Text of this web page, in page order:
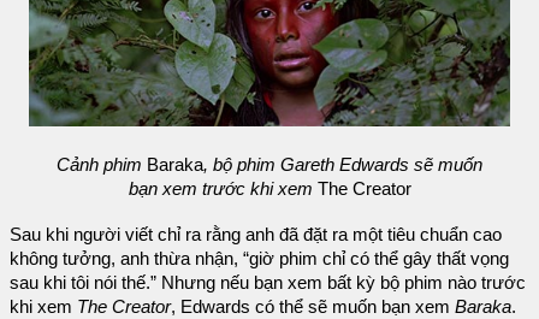
Cảnh phim Baraka, bộ phim Gareth Edwards sẽ muốn
bạn xem trước khi xem The Creator
Sau khi người viết chỉ ra rằng anh đã đặt ra một tiêu chuẩn cao
không tưởng, anh thừa nhận, “giờ phim chỉ có thể gây thất vọng
sau khi tôi nói thế.” Nhưng nếu bạn xem bất kỳ bộ phim nào trước
khi xem The Creator, Edwards có thể sẽ muốn bạn xem Baraka.